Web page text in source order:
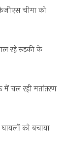
चीमा को
रहे रुड़की के
में चल रही मतांतरण
को बचाया